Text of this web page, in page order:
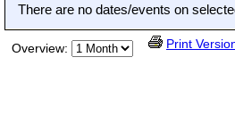
There are no dates/events on
Overview: Print